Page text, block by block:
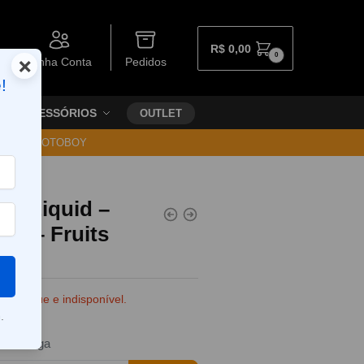
Minha Conta Pedidos
R$ 0,00 0
ACESSÓRIOS OUTLET
VIA MOTOBOY
e-Liquid –
– Fruits
estoque e indisponível.
entrega
×